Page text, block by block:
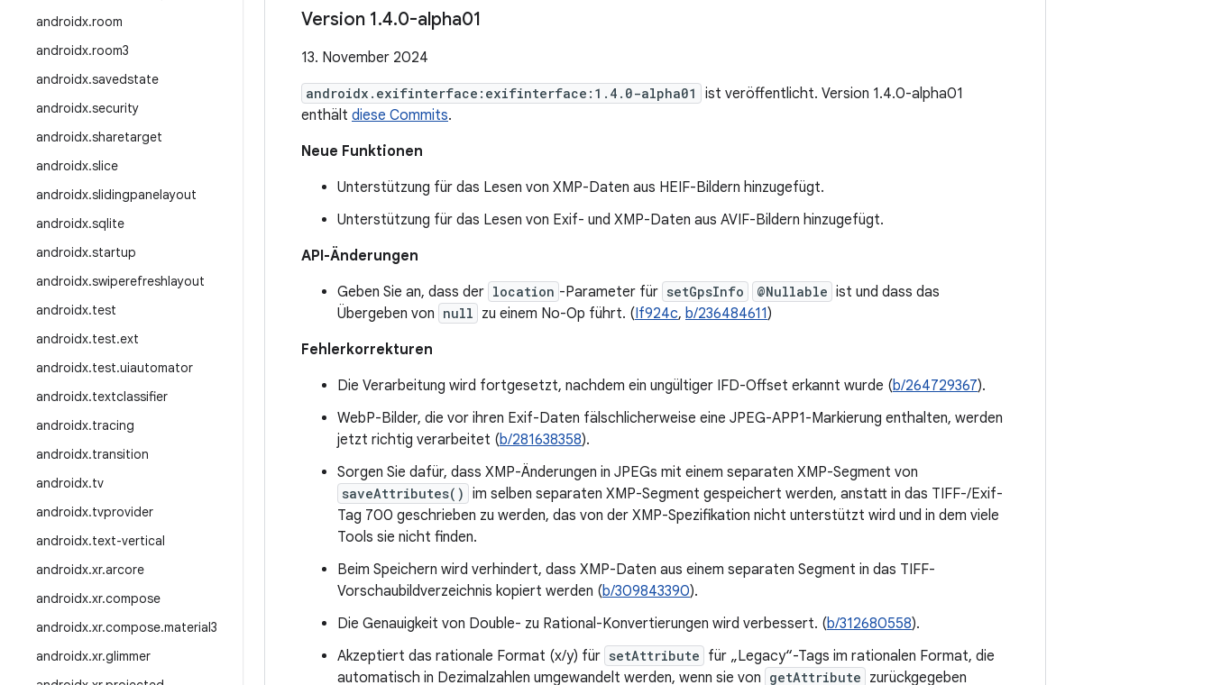
androidx.room
androidx.room3
androidx.savedstate
androidx.security
androidx.sharetarget
androidx.slice
androidx.slidingpanelayout
androidx.sqlite
androidx.startup
androidx.swiperefreshlayout
androidx.test
androidx.test.ext
androidx.test.uiautomator
androidx.textclassifier
androidx.tracing
androidx.transition
androidx.tv
androidx.tvprovider
androidx.text-vertical
androidx.xr.arcore
androidx.xr.compose
androidx.xr.compose.material3
androidx.xr.glimmer
Version 1.4.0-alpha01
13. November 2024
androidx.exifinterface:exifinterface:1.4.0-alpha01
ist veröffentlicht. Version 1.4.0-alpha01
enthält diese Commits.
Neue Funktionen
Unterstützung für das Lesen von XMP-Daten aus HEIF-Bildern hinzugefügt.
Unterstützung für das Lesen von Exif- und XMP-Daten aus AVIF-Bildern hinzugefügt.
API-Änderungen
Geben Sie an, dass der location -Parameter für setGpsInfo @Nullable ist und dass das
Übergeben von null zu einem No-Op führt. (If924c, b/236484611)
Fehlerkorrekturen
Die Verarbeitung wird fortgesetzt, nachdem ein ungültiger IFD-Offset erkannt wurde (b/264729367).
WebP-Bilder, die vor ihren Exif-Daten fälschlicherweise eine JPEG-APP1-Markierung enthalten, werden
jetzt richtig verarbeitet (b/281638358).
Sorgen Sie dafür, dass XMP-Änderungen in JPEGs mit einem separaten XMP-Segment von
saveAttributes() im selben separaten XMP-Segment gespeichert werden, anstatt in das TIFF-/Exif-
Tag 700 geschrieben zu werden, das von der XMP-Spezifikation nicht unterstützt wird und in dem viele
Tools sie nicht finden.
Beim Speichern wird verhindert, dass XMP-Daten aus einem separaten Segment in das TIFF-
Vorschaubildverzeichnis kopiert werden (b/309843390).
Die Genauigkeit von Double- zu Rational-Konvertierungen wird verbessert. (b/312680558).
Akzeptiert das rationale Format (x/y) für setAttribute für „Legacy“-Tags im rationalen Format, die
automatisch in Dezimalzahlen umgewandelt werden, wenn sie von getAttribute zurückgegeben